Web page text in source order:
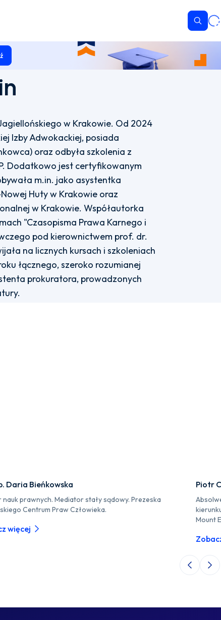
w Krakowie. Od 2024
Izby Adwokackiej, posiada
oraz odbyła szkolenia z
Dodatkowo jest certyfikowanym
m.in. jako asystentka
Huty w Krakowie oraz
w Krakowie. Współautorka
"Czasopisma Prawa Karnego i
pod kierownictwem prof. dr.
na licznych kursach i szkoleniach
łącznego, szeroko rozumianej
prokuratora, prowadzonych
Daria Bieńkowska
prawnych. Mediator stały sądowy. Prezeska
Centrum Praw Człowieka.
więcej
Piotr
Mount
Poprzedni